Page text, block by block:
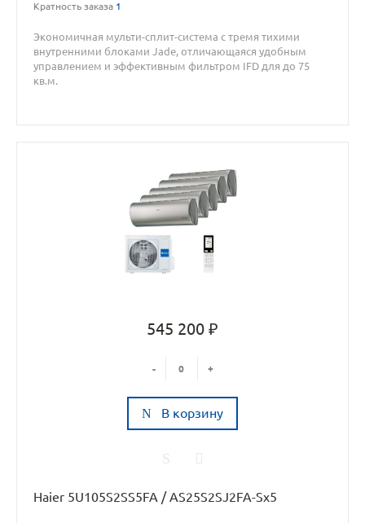
Кратность заказа 1
Экономичная мульти-сплит-система с тремя тихими
внутренними блоками Jade, отличающаяся удобным
управлением и эффективным фильтром IFD для до 75
кв.м.
545 200 ₽
- +
В корзину
Haier 5U105S2SS5FA / AS25S2SJ2FA-Sx5